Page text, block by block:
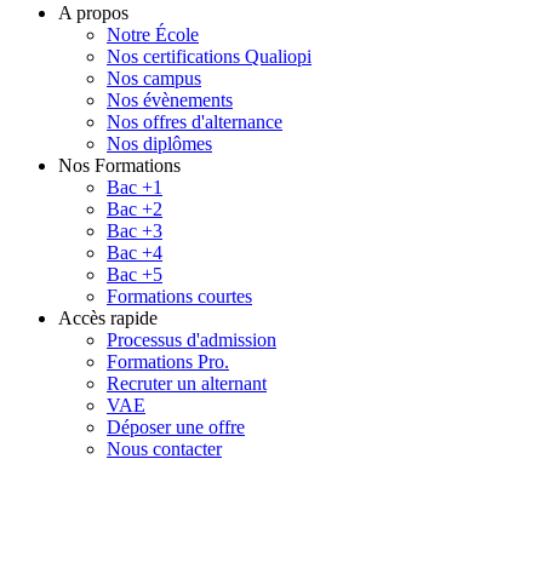
A propos
Notre École
Nos certifications Qualiopi
Nos campus
Nos évènements
Nos offres d'alternance
Nos diplômes
Nos Formations
Bac +1
Bac +2
Bac +3
Bac +4
Bac +5
Formations courtes
Accès rapide
Processus d'admission
Formations Pro.
Recruter un alternant
VAE
Déposer une offre
Nous contacter